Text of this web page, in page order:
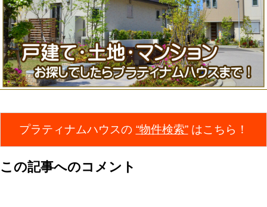
プラティナムハウスの “物件検索” はこちら！
この記事へのコメント